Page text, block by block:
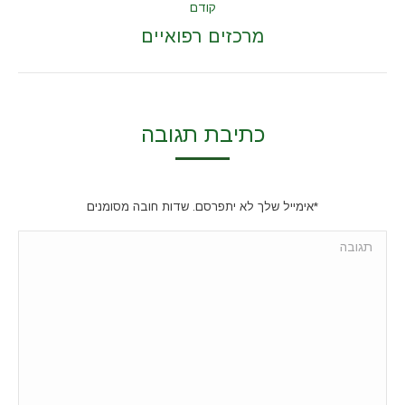
קודם
Previous
מרכזים רפואיים
כתיבת תגובה
*אימייל שלך לא יתפרסם. שדות חובה מסומנים
תגובה